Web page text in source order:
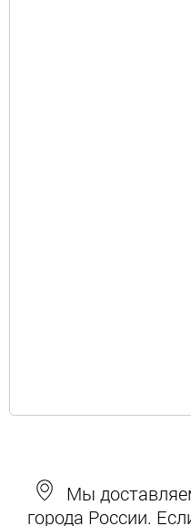
Мы
города России.